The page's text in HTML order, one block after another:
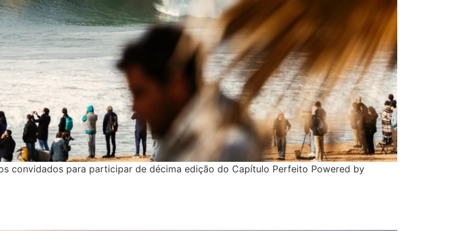
convidados para participar de décima edição do Capítulo Perfeito Powered by